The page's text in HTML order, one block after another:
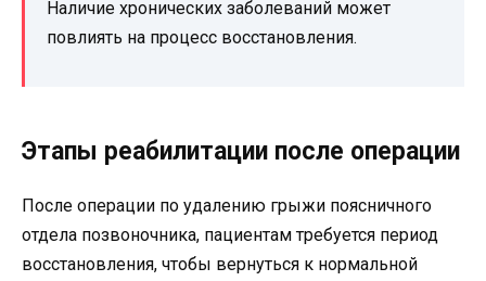
Наличие хронических заболеваний может
повлиять на процесс восстановления.
Этапы реабилитации после операции
После операции по удалению грыжи поясничного
отдела позвоночника, пациентам требуется период
восстановления, чтобы вернуться к нормальной